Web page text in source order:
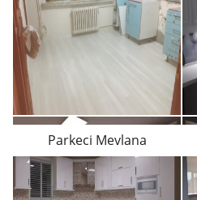
Parkeci Mevlana